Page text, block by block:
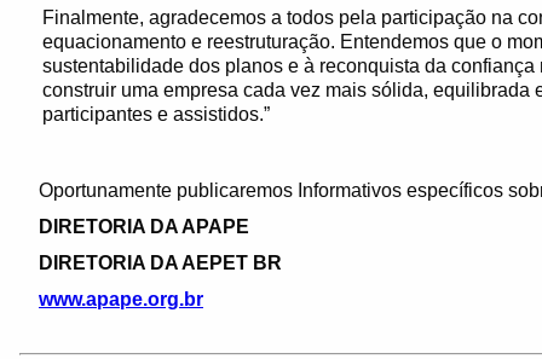
Finalmente, agradecemos a todos pela participação na
equacionamento e reestruturação. Entendemos que o
sustentabilidade dos planos e à reconquista da
construir uma empresa cada vez mais sólida, equilibrada
participantes e assistidos.”
Oportunamente publicaremos Informativos específicos
DIRETORIA DA APAPE
DIRETORIA DA AEPET BR
www.apape.org.br